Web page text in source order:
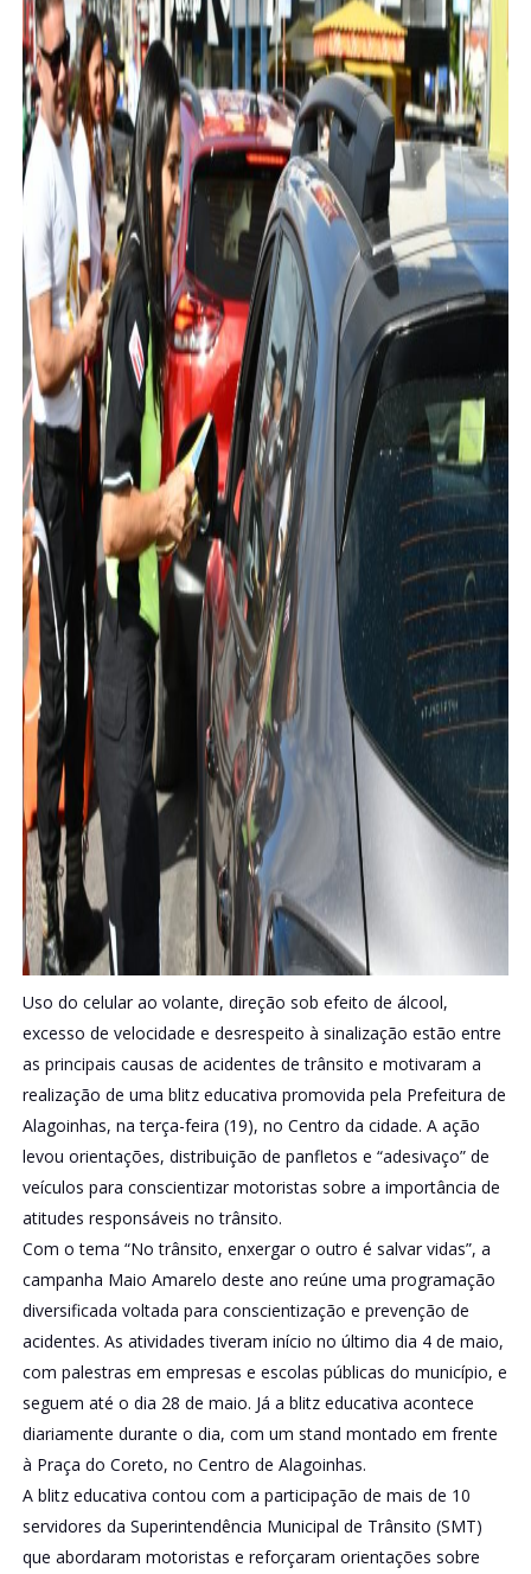
Uso do celular ao volante, direção sob efeito de álcool,
excesso de velocidade e desrespeito à sinalização estão entre
as principais causas de acidentes de trânsito e motivaram a
realização de uma blitz educativa promovida pela Prefeitura de
Alagoinhas, na terça-feira (19), no Centro da cidade. A ação
levou orientações, distribuição de panfletos e “adesivaço” de
veículos para conscientizar motoristas sobre a importância de
atitudes responsáveis no trânsito.
Com o tema “No trânsito, enxergar o outro é salvar vidas”, a
campanha Maio Amarelo deste ano reúne uma programação
diversificada voltada para conscientização e prevenção de
acidentes. As atividades tiveram início no último dia 4 de maio,
com palestras em empresas e escolas públicas do município, e
seguem até o dia 28 de maio. Já a blitz educativa acontece
diariamente durante o dia, com um stand montado em frente
à Praça do Coreto, no Centro de Alagoinhas.
A blitz educativa contou com a participação de mais de 10
servidores da Superintendência Municipal de Trânsito (SMT)
que abordaram motoristas e reforçaram orientações sobre